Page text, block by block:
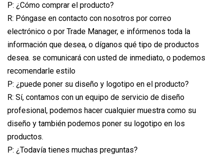
P: ¿Cómo comprar el producto?
R: Póngase en contacto con nosotros por correo
electrónico o por Trade Manager, e infórmenos toda la
información que desea, o díganos qué tipo de productos
desea. se comunicará con usted de inmediato, o podemos
recomendarle estilo
P: ¿puede poner su diseño y logotipo en el producto?
R: Sí, contamos con un equipo de servicio de diseño
profesional, podemos hacer cualquier muestra como su
diseño y también podemos poner su logotipo en los
productos.
P: ¿Todavía tienes muchas preguntas?